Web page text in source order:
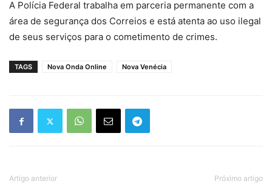
A Polícia Federal trabalha em parceria permanente com a
área de segurança dos Correios e está atenta ao uso ilegal
de seus serviços para o cometimento de crimes.
TAGS Nova Onda Online Nova Venécia
Artigo anterior Próximo artigo